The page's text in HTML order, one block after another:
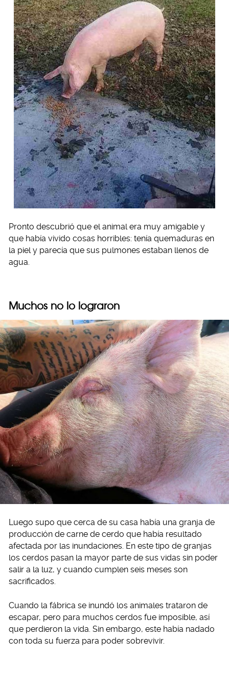
Pronto descubrió que el animal era muy amigable y
que había vivido cosas horribles: tenía quemaduras en
la piel y parecía que sus pulmones estaban llenos de
agua.
Muchos no lo lograron
Luego supo que cerca de su casa había una granja de
producción de carne de cerdo que había resultado
afectada por las inundaciones. En este tipo de granjas
los cerdos pasan la mayor parte de sus vidas sin poder
salir a la luz, y cuando cumplen seis meses son
sacrificados.
Cuando la fábrica se inundó los animales trataron de
escapar, pero para muchos cerdos fue imposible, así
que perdieron la vida. Sin embargo, este había nadado
con toda su fuerza para poder sobrevivir.